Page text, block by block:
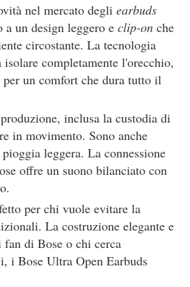
nel mercato degli earbuds
un design leggero e clip-on che
circostante. La tecnologia
completamente l'orecchio,
un comfort che dura tutto il
inclusa la custodia di
in movimento. Sono anche
leggera. La connessione
offre un suono bilanciato con
per chi vuole evitare la
La costruzione elegante e
di Bose o chi cerca
i Bose Ultra Open Earbuds